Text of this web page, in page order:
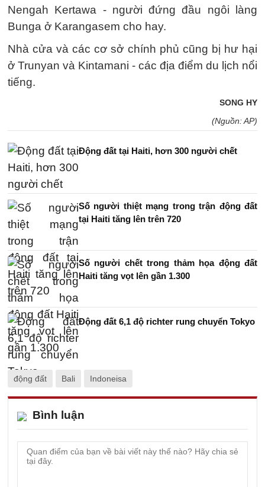
Nengah Kertawa - người đứng đầu ngôi làng
Bunga ở Karangasem cho hay.
Nhà cửa và các cơ sở chính phủ cũng bị hư hại
ở Trunyan và Kintamani - các địa điểm du lịch nổi
tiếng.
SONG HY
(Nguồn: AP)
Động đất tại Haiti, hơn 300 người chết
Số người thiệt mạng trong trận động đất
tại Haiti tăng lên trên 720
Số người chết trong thảm họa động đất
Haiti tăng vọt lên gần 1.300
Động đất 6,1 độ richter rung chuyển Tokyo
động đất Bali Indoneisa
Bình luận